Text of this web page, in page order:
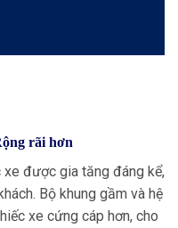
rãi hơn
xe được gia tăng đáng kể,
Bộ khung gầm và hệ
xe cứng cáp hơn, cho